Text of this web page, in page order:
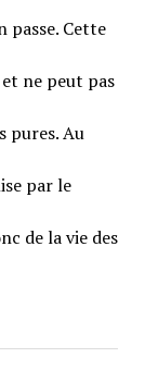
passe. Cette
ne peut pas
pures. Au
par le
de la vie des